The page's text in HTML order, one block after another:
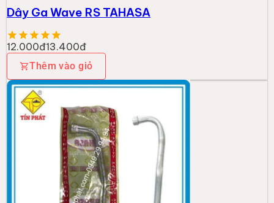
Dây Ga Wave RS TAHASA
12.000đ13.400đ
Thêm vào giỏ